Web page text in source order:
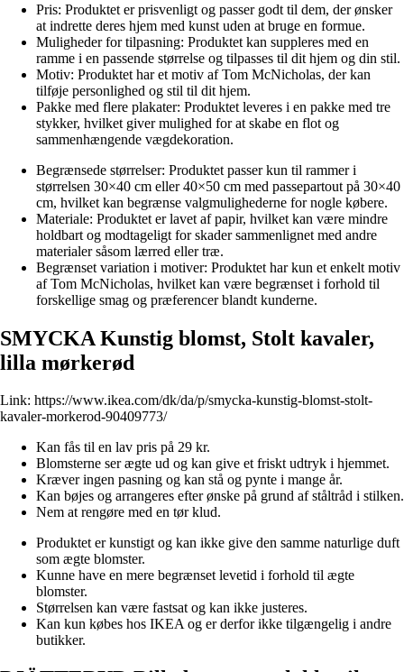
Pris: Produktet er prisvenligt og passer godt til dem, der ønsker
at indrette deres hjem med kunst uden at bruge en formue.
Muligheder for tilpasning: Produktet kan suppleres med en
ramme i en passende størrelse og tilpasses til dit hjem og din stil.
Motiv: Produktet har et motiv af Tom McNicholas, der kan
tilføje personlighed og stil til dit hjem.
Pakke med flere plakater: Produktet leveres i en pakke med tre
stykker, hvilket giver mulighed for at skabe en flot og
sammenhængende vægdekoration.
Begrænsede størrelser: Produktet passer kun til rammer i
størrelsen 30×40 cm eller 40×50 cm med passepartout på 30×40
cm, hvilket kan begrænse valgmulighederne for nogle købere.
Materiale: Produktet er lavet af papir, hvilket kan være mindre
holdbart og modtageligt for skader sammenlignet med andre
materialer såsom lærred eller træ.
Begrænset variation i motiver: Produktet har kun et enkelt motiv
af Tom McNicholas, hvilket kan være begrænset i forhold til
forskellige smag og præferencer blandt kunderne.
SMYCKA Kunstig blomst, Stolt kavaler,
lilla mørkerød
Link: https://www.ikea.com/dk/da/p/smycka-kunstig-blomst-stolt-
kavaler-morkerod-90409773/
Kan fås til en lav pris på 29 kr.
Blomsterne ser ægte ud og kan give et friskt udtryk i hjemmet.
Kræver ingen pasning og kan stå og pynte i mange år.
Kan bøjes og arrangeres efter ønske på grund af ståltråd i stilken.
Nem at rengøre med en tør klud.
Produktet er kunstigt og kan ikke give den samme naturlige duft
som ægte blomster.
Kunne have en mere begrænset levetid i forhold til ægte
blomster.
Størrelsen kan være fastsat og kan ikke justeres.
Kan kun købes hos IKEA og er derfor ikke tilgængelig i andre
butikker.